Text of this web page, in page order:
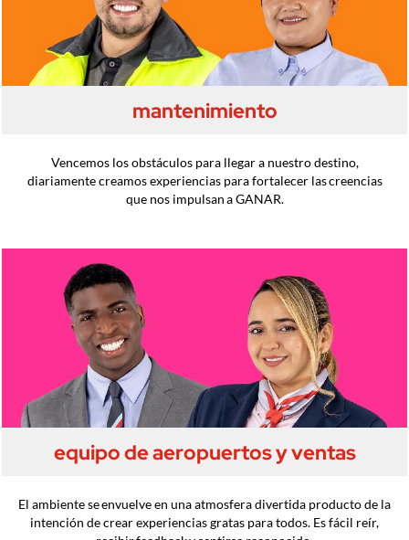
mantenimiento
Vencemos los obstáculos para llegar a nuestro destino,
diariamente creamos experiencias para fortalecer las creencias
que nos impulsan a GANAR.
equipo de aeropuertos y ventas
El ambiente se envuelve en una atmosfera divertida producto de la
intención de crear experiencias gratas para todos. Es fácil reír,